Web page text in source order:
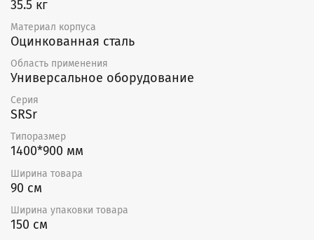
35.5 кг
Материал корпуса
Оцинкованная сталь
Область применения
Универсальное оборудование
Серия
SRSr
Типоразмер
1400*900 мм
Ширина товара
90 см
Ширина упаковки товара
150 см